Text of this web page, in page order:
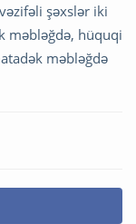
şəxslər iki
məbləğdə, hüquqi
məbləğdə